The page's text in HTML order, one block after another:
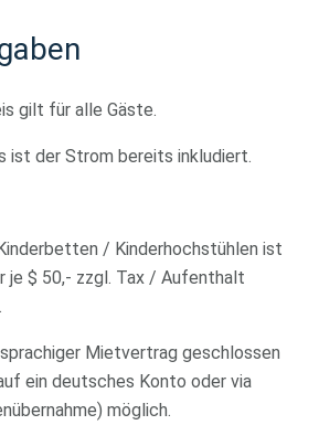
gilt für alle Gäste.
ist der Strom bereits inkludiert.
/ Kinderhochstühlen ist
je $ 50,- zzgl. Tax / Aufenthalt
Mietvertrag geschlossen
ein deutsches Konto oder via
möglich.